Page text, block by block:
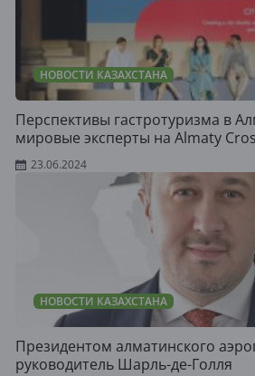
НОВОСТИ КАЗАХСТАНА
Перспективы гастротуризма в
мировые эксперты на Almaty
23.06.2024
НОВОСТИ КАЗАХСТАНА
Президентом алматинского
руководитель Шарль-де-Голля